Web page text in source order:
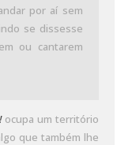
por aí sem
se dissesse
ou cantarem
ocupa um território
que também lhe